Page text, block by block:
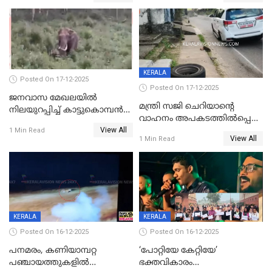
Posted On 17-12-2025
ജനവാസ മേഖലയില്‍
നിലയുറപ്പിച്ച് കാട്ടുകൊമ്പന്‍
1 Min Read View All
KERALA
Posted On 17-12-2025
മന്ത്രി സജി ചെറിയാന്റെ
വാഹനം അപകടത്തിൽപ്പെട്ടു;
രക്ഷപ്പെട്ടത് തലനാരിടയ്ക്ക്
1 Min Read View All
KERALA
Posted On 16-12-2025
പനമരം, കണിയാമ്പറ്റ
പഞ്ചായത്തുകളിൽ
KERALA
Posted On 16-12-2025
‘പോറ്റിയേ കേറ്റിയേ’
ഭക്തവികാരം